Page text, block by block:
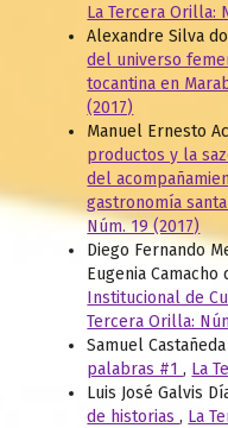
La Tercera Orilla:
Alexandre Silva
del universo
tocantina en
(2017)
Manuel Ernesto
productos y la
del
gastronomía
Núm. 19 (2017)
Diego Fernando
Eugenia
Institucional de
Tercera Orilla:
Samuel
palabras #1, La
Luis José Galvis
de historias, La